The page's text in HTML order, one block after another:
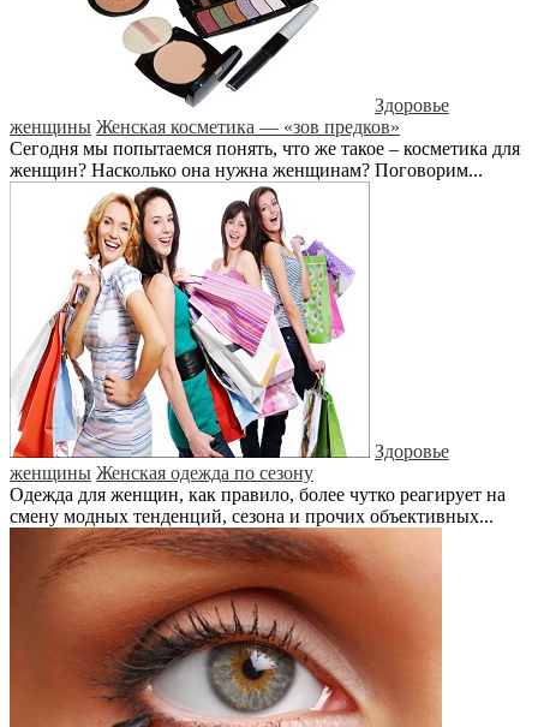
Здоровье
женщины Женская косметика — «зов предков»
Сегодня мы попытаемся понять, что же такое – косметика для
женщин? Насколько она нужна женщинам? Поговорим...
Здоровье
женщины Женская одежда по сезону
Одежда для женщин, как правило, более чутко реагирует на
смену модных тенденций, сезона и прочих объективных...